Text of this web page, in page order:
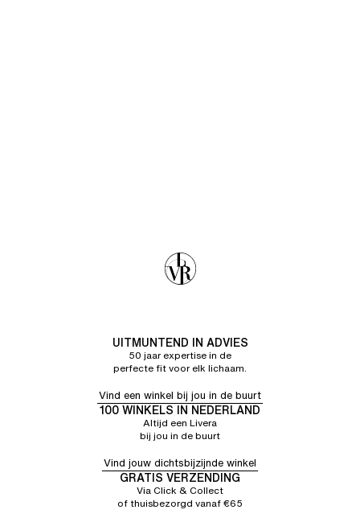
UITMUNTEND IN ADVIES
50 jaar expertise in de
perfecte fit voor elk lichaam.
Vind een winkel bij jou in de buurt
100 WINKELS IN NEDERLAND
Altijd een Livera
bij jou in de buurt
Vind jouw dichtsbijzijnde winkel
GRATIS VERZENDING
Via Click & Collect
of thuisbezorgd vanaf €65